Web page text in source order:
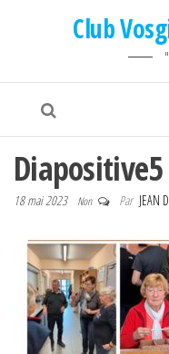
Club
Diapositive5
18 mai 2023 Non Par JEAN